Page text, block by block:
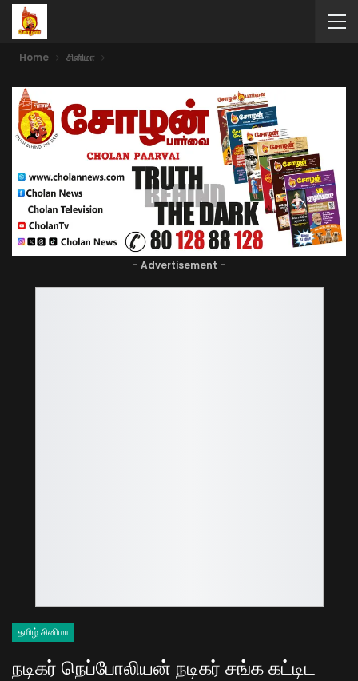
Home சினிமா
- Advertisement -
தமிழ் சினிமா
நடிகர் நெப்போலியன் நடிகர் சங்க கட்டிட